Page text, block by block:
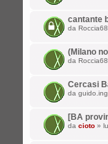
cantante
da
(Milano
da
Cercasi
da
[BA
da cioto »